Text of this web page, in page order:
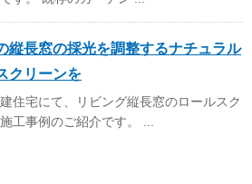
縦長窓の採光を調整するナチュラル
クリーンを
住宅にて、リビング縦長窓のロールスク
工事例のご紹介です。 ...